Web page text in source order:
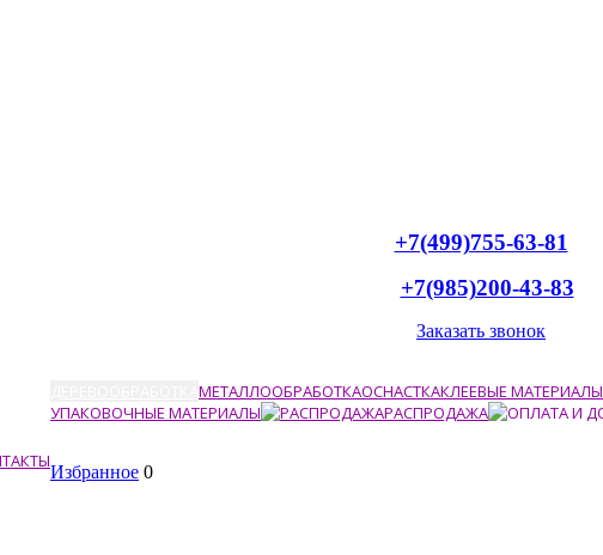
+7(499)755-63-81
+7(985)200-43-83
Заказать звонок
МЕТАЛЛООБРАБОТКАОСНАСТКАКЛЕЕВЫЕ МАТЕРИАЛЫ
УПАКОВОЧНЫЕ МАТЕРИАЛЫ
РАСПРОДАЖА
Избранное 0